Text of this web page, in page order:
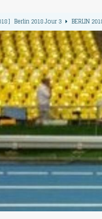
] Berlin 2018 Jour 3
BERLIN
] Berlin 2018 jour 2
BERLIN 2018
] Berlin 2018 jour 6
BERLIN 2018
] Berlin 2018 jour 5
BERLIN 2018
] Berlin 2018 jour 4 BERLIN 2018